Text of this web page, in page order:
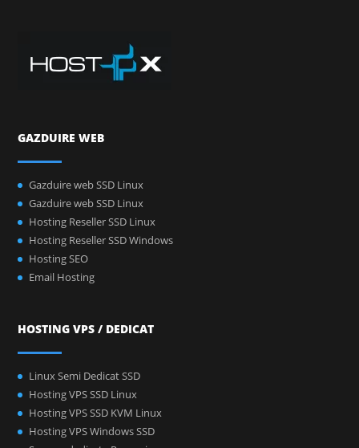
GAZDUIRE WEB
Gazduire web SSD Linux
Gazduire web SSD Linux
Hosting Reseller SSD Linux
Hosting Reseller SSD Windows
Hosting SEO
Email Hosting
HOSTING VPS / DEDICAT
Linux Semi Dedicat SSD
Hosting VPS SSD Linux
Hosting VPS SSD KVM Linux
Hosting VPS Windows SSD